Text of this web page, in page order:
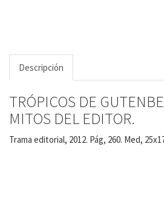
Descripción
TRÓPICOS DE
MITOS DEL EDITOR.
Trama editorial, 2012. Pág, 260. Med,